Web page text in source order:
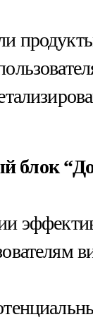
блок